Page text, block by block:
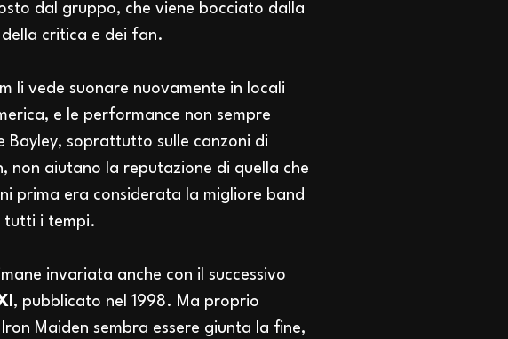
dal gruppo, che viene bocciato dalla
critica e dei fan.
li vede suonare nuovamente in locali
e le performance non sempre
Bayley, soprattutto sulle canzoni di
non aiutano la reputazione di quella che
prima era considerata la migliore band
tutti i tempi.
invariata anche con il successivo
, pubblicato nel 1998. Ma proprio
Maiden sembra essere giunta la fine,